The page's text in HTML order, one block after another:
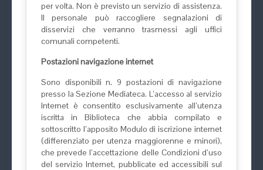
per volta. Non è previsto un servizio di assistenza.
Il personale può raccogliere segnalazioni di
disservizi che verranno trasmessi agli uffici
comunali competenti.
Postazioni navigazione internet
Sono disponibili n. 9 postazioni di navigazione
presso la Sezione Mediateca. L’accesso al servizio
Internet è consentito esclusivamente all’utenza
iscritta in Biblioteca che abbia compilato e
sottoscritto l’apposito Modulo di iscrizione internet
(differenziato per utenza maggiorenne e minori),
che prevede l’accettazione delle Condizioni d’uso
del servizio Internet, pubblicate ed accessibili sul